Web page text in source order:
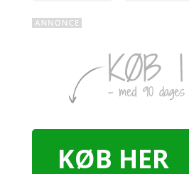
KØB HER